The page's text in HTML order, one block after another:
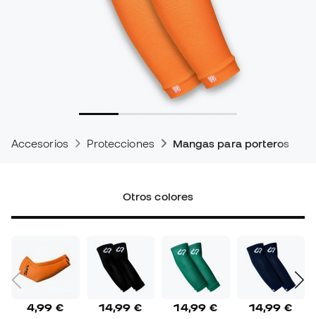
Accesorios Protecciones Mangas para porteros
Otros colores
4,99 € 14,99 € 14,99 € 14,99 €